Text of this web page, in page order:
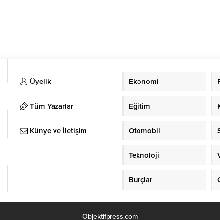
Üyelik
Tüm Yazarlar
Künye ve İletişim
Ekonomi
Eğitim
Otomobil
Teknoloji
Burçlar
Objektifpress.com